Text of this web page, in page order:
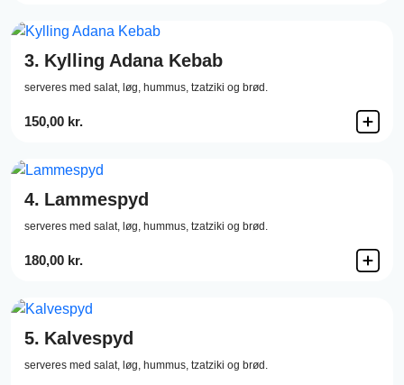
3. Kylling Adana Kebab
serveres med salat, løg, hummus, tzatziki og brød.
150,00 kr.
4. Lammespyd
serveres med salat, løg, hummus, tzatziki og brød.
180,00 kr.
5. Kalvespyd
serveres med salat, løg, hummus, tzatziki og brød.